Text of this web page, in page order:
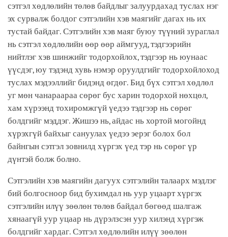
сэтгэл хөдлөлийн төлөв байдлыг залуурдахад туслах нэг
эх сурвалж болдог сэтгэлийн хэв маягийг дагах нь их
тустай байдаг. Сэтгэлийн хэв маяг буюу түүний зураглал
нь сэтгэл хөдлөлийн өөр өөр аймгууд, тэдгээрийн
нийтлэг хэв шинжийг тодорхойлох, тэдгээр нь юунаас
үүсдэг, юу тэдэнд хувь нэмэр оруулдгийг тодорхойлоход
туслах мэдээллийг бидэнд өгдөг. Бид бүх сэтгэл хөдлөл
уг мөн чанараараа сөрөг бус харин тодорхой нөхцөл,
хам хүрээнд тохиромжгүй үедээ тэдгээр нь сөрөг
болдгийг мэддэг. Жишээ нь, айдас нь хортой могойнд
хүрэхгүй байхыг сануулах үедээ эерэг болох бол
байнгын сэтгэл зовнилд хүргэх үед тэр нь сөрөг үр
дүнтэй болж болно.
Сэтгэлийн хэв маягийн дагуух сэтгэлийн талаарх мэдлэг
бий болгосноор бид бухимдал нь уур уцаарт хүргэх
сэтгэлийн илүү зөөлөн төлөв байдал бөгөөд шалгаж
хянаагүй уур уцаар нь дүрэлзсэн уур хилэнд хүргэж
болдгийг хардаг. Сэтгэл хөдлөлийн илүү зөөлөн